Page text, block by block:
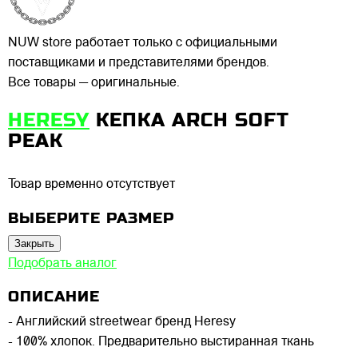
NUW store работает только с официальными
поставщиками и представителями брендов.
Все товары — оригинальные.
HERESY КЕПКА ARCH SOFT
PEAK
Товар временно отсутствует
ВЫБЕРИТЕ РАЗМЕР
Закрыть
Подобрать аналог
ОПИСАНИЕ
- Английский streetwear бренд Heresy
- 100% хлопок. Предварительно выстиранная ткань